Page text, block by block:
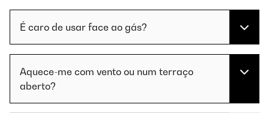
É caro de usar face ao gás?
Aquece-me com vento ou num terraço
aberto?